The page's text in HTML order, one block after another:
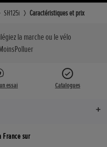
SH125i Caractéristiques et prix
la marche ou le vélo
essai Catalogues
France sur